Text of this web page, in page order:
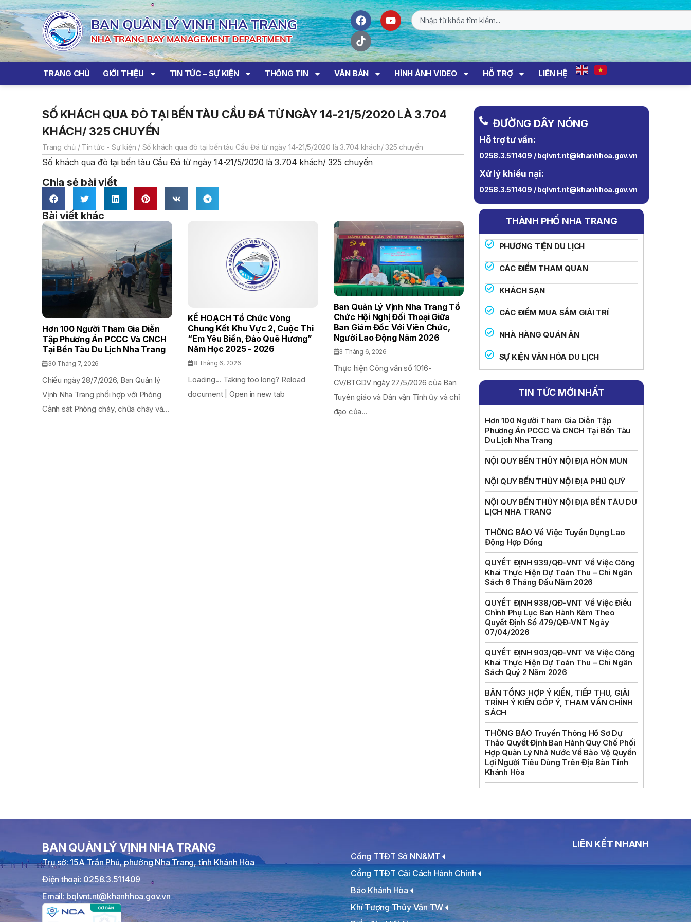
TRANG CHỦ GIỚI THIỆU TIN TỨC – SỰ KIỆN THÔNG TIN VĂN BẢN HÌNH ẢNH VIDEO HỖ TRỢ LIÊN HỆ
SỐ KHÁCH QUA ĐÒ TẠI BẾN TÀU CẦU ĐÁ TỪ NGÀY 14-21/5/2020 LÀ 3.704
KHÁCH/ 325 CHUYẾN
Trang chủ / Tin tức - Sự kiện / Số khách qua đò tại bến tàu Cầu Đá từ ngày 14-21/5/2020 là 3.704 khách/ 325 chuyến
Số khách qua đò tại bến tàu Cầu Đá từ ngày 14-21/5/2020 là 3.704 khách/ 325 chuyến
Chia sẻ bài viết
Bài viết khác
Hơn 100 Người Tham Gia Diễn
Tập Phương Án PCCC Và CNCH
Tại Bến Tàu Du Lịch Nha Trang
30 Tháng 7, 2026
Chiều ngày 28/7/2026, Ban Quản lý
Vịnh Nha Trang phối hợp với Phòng
Cảnh sát Phòng cháy, chữa cháy và...
KẾ HOẠCH Tổ Chức Vòng
Chung Kết Khu Vực 2, Cuộc Thi
“Em Yêu Biển, Đảo Quê Hương”
Năm Học 2025 - 2026
8 Tháng 6, 2026
Loading... Taking too long? Reload
document | Open in new tab
Ban Quản Lý Vịnh Nha Trang Tổ
Chức Hội Nghị Đối Thoại Giữa
Ban Giám Đốc Với Viên Chức,
Người Lao Động Năm 2026
3 Tháng 6, 2026
Thực hiện Công văn số 1016-
CV/BTGDV ngày 27/5/2026 của Ban
Tuyên giáo và Dân vận Tỉnh ủy và chỉ
đạo của...
ĐƯỜNG DÂY NÓNG
Hỗ trợ tư vấn:
0258.3.511409 / bqlvnt.nt@khanhhoa.gov.vn
Xử lý khiếu nại:
0258.3.511409 / bqlvnt.nt@khanhhoa.gov.vn
THÀNH PHỐ NHA TRANG
PHƯƠNG TIỆN DU LỊCH
CÁC ĐIỂM THAM QUAN
KHÁCH SẠN
CÁC ĐIỂM MUA SẮM GIẢI TRÍ
NHÀ HÀNG QUÁN ĂN
SỰ KIỆN VĂN HÓA DU LỊCH
TIN TỨC MỚI NHẤT
Hơn 100 Người Tham Gia Diễn Tập
Phương Án PCCC Và CNCH Tại Bến Tàu
Du Lịch Nha Trang
NỘI QUY BẾN THỦY NỘI ĐỊA HÒN MUN
NỘI QUY BẾN THỦY NỘI ĐỊA PHÚ QUÝ
NỘI QUY BẾN THỦY NỘI ĐỊA BẾN TÀU DU
LỊCH NHA TRANG
THÔNG BÁO Về Việc Tuyển Dụng Lao
Động Hợp Đồng
QUYẾT ĐỊNH 939/QĐ-VNT Về Việc Công
Khai Thực Hiện Dự Toán Thu – Chi Ngân
Sách 6 Tháng Đầu Năm 2026
QUYẾT ĐỊNH 938/QĐ-VNT Về Việc Điều
Chỉnh Phụ Lục Ban Hành Kèm Theo
Quyết Định Số 479/QĐ-VNT Ngày
07/04/2026
QUYẾT ĐỊNH 903/QĐ-VNT Vê Việc Công
Khai Thực Hiện Dự Toán Thu – Chi Ngân
Sách Quý 2 Năm 2026
BẢN TỔNG HỢP Ý KIẾN, TIẾP THU, GIẢI
TRÌNH Ý KIẾN GÓP Ý, THAM VẤN CHÍNH
SÁCH
THÔNG BÁO Truyền Thông Hồ Sơ Dự
Thảo Quyết Định Ban Hành Quy Chế Phối
Hợp Quản Lý Nhà Nước Về Bảo Vệ Quyền
Lợi Người Tiêu Dùng Trên Địa Bàn Tỉnh
Khánh Hòa
BAN QUẢN LÝ VỊNH NHA TRANG
Trụ sở: 15A Trần Phú, phường Nha Trang, tỉnh Khánh Hòa
Điện thoại: 0258.3.511409
Email: bqlvnt.nt@khanhhoa.gov.vn
LIÊN KẾT NHANH
Cổng TTĐT Sở NN&MT
Cổng TTĐT Cải Cách Hành Chính
Báo Khánh Hòa
Khí Tượng Thủy Văn TW